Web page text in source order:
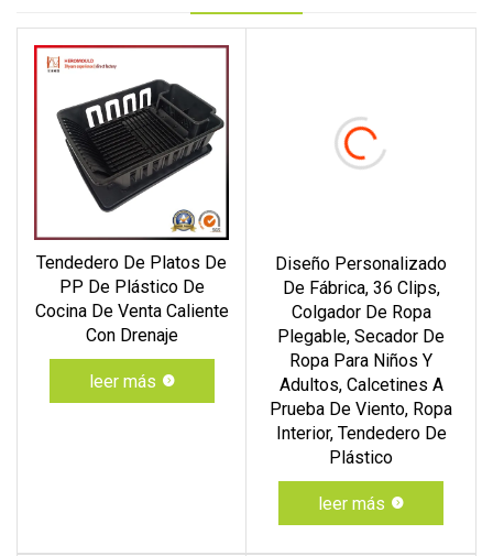
Tendedero De Platos De
PP De Plástico De
Cocina De Venta Caliente
Con Drenaje
leer más
Diseño Personalizado
De Fábrica, 36 Clips,
Colgador De Ropa
Plegable, Secador De
Ropa Para Niños Y
Adultos, Calcetines A
Prueba De Viento, Ropa
Interior, Tendedero De
Plástico
leer más